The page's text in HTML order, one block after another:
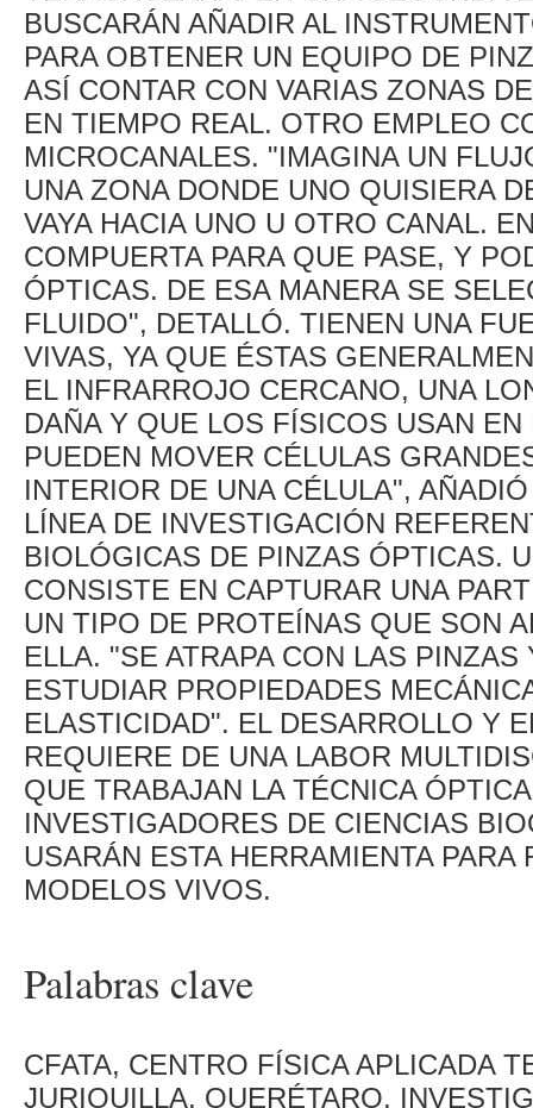
BUSCARÁN AÑADIR AL
PARA OBTENER UN EQUIPO DE
ASÍ CONTAR CON VARIAS ZONAS
EN TIEMPO REAL. OTRO EMPLEO
MICROCANALES. "IMAGINA UN
UNA ZONA DONDE UNO QUISIERA
VAYA HACIA UNO U OTRO CANAL.
COMPUERTA PARA QUE PASE, Y
ÓPTICAS. DE ESA MANERA SE
FLUIDO", DETALLÓ. TIENEN UNA
VIVAS, YA QUE ÉSTAS
EL INFRARROJO CERCANO, UNA
DAÑA Y QUE LOS FÍSICOS USAN
PUEDEN MOVER CÉLULAS
INTERIOR DE UNA CÉLULA",
LÍNEA DE INVESTIGACIÓN
BIOLÓGICAS DE PINZAS ÓPTICAS.
CONSISTE EN CAPTURAR UNA
UN TIPO DE PROTEÍNAS QUE SON
ELLA. "SE ATRAPA CON LAS
ESTUDIAR PROPIEDADES
ELASTICIDAD". EL DESARROLLO Y
REQUIERE DE UNA LABOR
QUE TRABAJAN LA TÉCNICA
INVESTIGADORES DE CIENCIAS
USARÁN ESTA HERRAMIENTA
MODELOS VIVOS.
Palabras clave
CFATA, CENTRO FÍSICA APLICADA
JURIQUILLA, QUERÉTARO,